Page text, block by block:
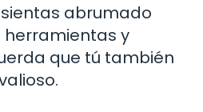
abrumado
y
que tú también